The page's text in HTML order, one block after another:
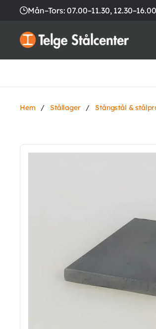
Mån–Tors: 07.00–11.30,
Hem / Stållager / Stångstål &